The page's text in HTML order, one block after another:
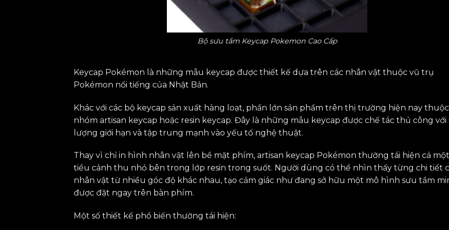
Bộ sưu tầm Keycap Pokemon Cao Cấp
Keycap Pokémon là những mẫu keycap được thiết kế dựa trên các nhân vật thuộc vũ trụ
Pokémon nổi tiếng của Nhật Bản.
Khác với các bộ keycap sản xuất hàng loạt, phần lớn sản phẩm trên thị trường hiện nay thuộc
nhóm artisan keycap hoặc resin keycap. Đây là những mẫu keycap được chế tác thủ công với
lượng giới hạn và tập trung mạnh vào yếu tố nghệ thuật.
Thay vì chỉ in hình nhân vật lên bề mặt phím, artisan keycap Pokémon thường tái hiện cả một
tiểu cảnh thu nhỏ bên trong lớp resin trong suốt. Người dùng có thể nhìn thấy từng chi tiết
nhân vật từ nhiều góc độ khác nhau, tạo cảm giác như đang sở hữu một mô hình sưu tầm
được đặt ngay trên bàn phím.
Một số thiết kế phổ biến thường tái hiện: